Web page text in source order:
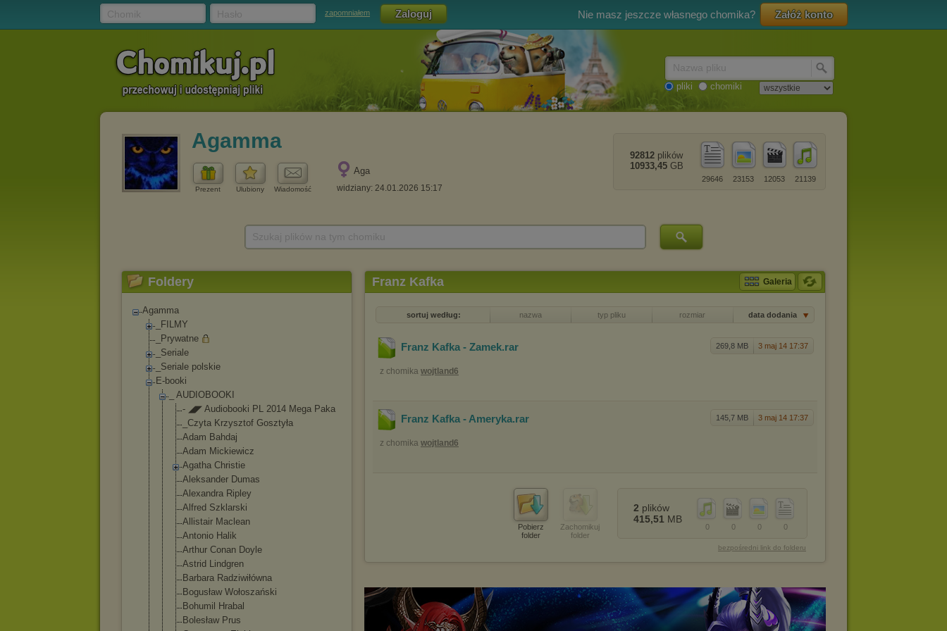
zapomniałem Nie masz jeszcze własnego chomika? Załóż konto
pliki chomiki
Agamma
Prezent Ulubiony Wiadomość
Aga
widziany: 24.01.2026 15:17
21139
12053
23153
29646
92812 plików
10933,45 GB
Foldery
Agamma
_FILMY
_Prywatne
_Seriale
_Seriale polskie
E-booki
_ AUDIOBOOKI
- ◢◤ Audiobooki PL 2014 Mega Paka
_Czyta Krzysztof Gosztyła
Adam Bahdaj
Adam Mickiewicz
Agatha Christie
Aleksander Dumas
Alexandra Ripley
Alfred Szklarski
Allistair Maclean
Antonio Halik
Arthur Conan Doyle
Astrid Lindgren
Barbara Radziwiłówna
Bogusław Wołoszański
Bohumil Hrabal
Bolesław Prus
Franz Kafka Galeria
sortuj według: nazwa typ pliku rozmiar data dodania
269,8 MB 3 maj 14 17:37
Franz Kafka - Zamek.rar
z chomika wojtland6
145,7 MB 3 maj 14 17:37
Franz Kafka - Ameryka.rar
z chomika wojtland6
Pobierz
folder
Zachomikuj
folder
0
0
0
0
2 plików
415,51 MB
bezpośredni link do folderu